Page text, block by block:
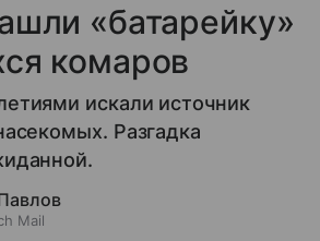
«батарейку»
комаров
искали источник
Разгадка
Mail